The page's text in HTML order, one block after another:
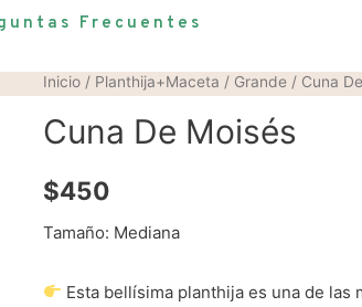
Frecuentes
Inicio / Planthija+Maceta / Grande / Cuna
Cuna De Moisés
$450
Tamaño: Mediana
Esta bellísima planthija es una de